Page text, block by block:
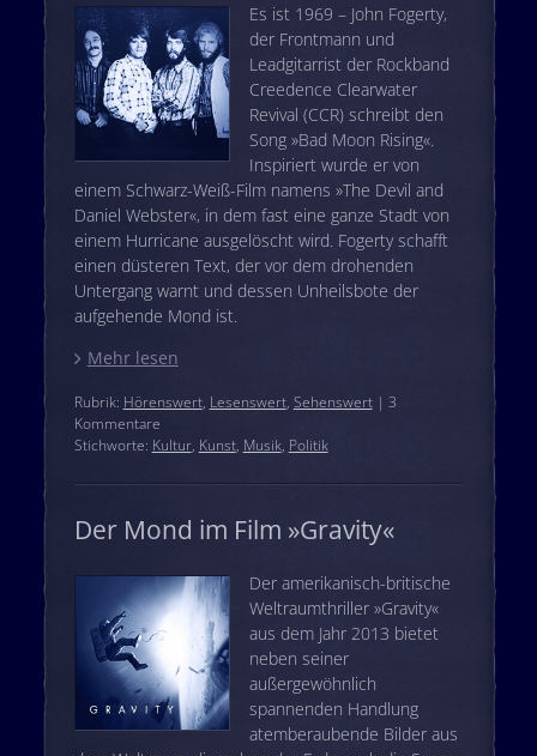
Es ist 1969 – John Fogerty,
der Frontmann und
Leadgitarrist der Rockband
Creedence Clearwater
Revival (CCR) schreibt den
Song »Bad Moon Rising«.
Inspiriert wurde er von
einem Schwarz-Weiß-Film namens »The Devil and
Daniel Webster«, in dem fast eine ganze Stadt von
einem Hurricane ausgelöscht wird. Fogerty schafft
einen düsteren Text, der vor dem drohenden
Untergang warnt und dessen Unheilsbote der
aufgehende Mond ist.
Mehr lesen
Rubrik: Hörenswert, Lesenswert, Sehenswert| 3
Kommentare
Stichworte: Kultur, Kunst, Musik, Politik
Der Mond im Film »Gravity«
Der amerikanisch-britische
Weltraumthriller »Gravity«
aus dem Jahr 2013 bietet
neben seiner
außergewöhnlich
spannenden Handlung
atemberaubende Bilder aus